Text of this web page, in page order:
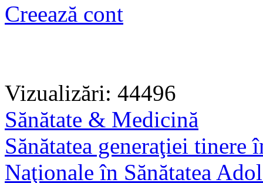
Creează cont
Vizualizări: 44496
Sănătate & Medicină
Sănătatea generaţiei
Naţionale în Sănătatea